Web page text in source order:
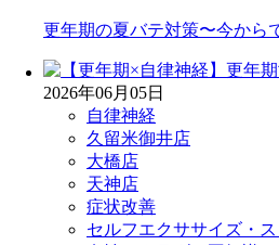
更年期の夏バテ対策〜今から
2026年06月05日
自律神経
久留米御井店
大橋店
天神店
症状改善
セルフエクササイズ・